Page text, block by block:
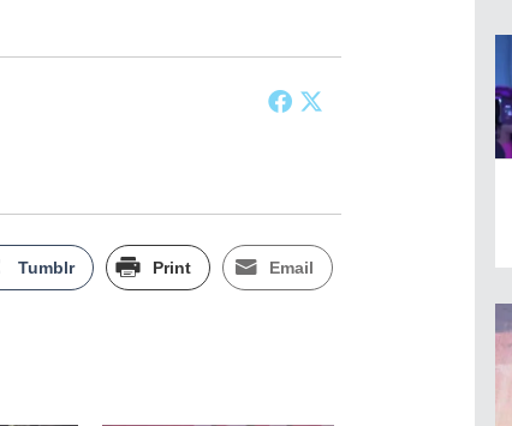
Tumblr Print Email